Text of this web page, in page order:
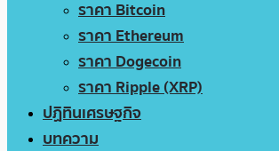
ราคา Bitcoin
ราคา Ethereum
ราคา Dogecoin
ราคา Ripple (XRP)
ปฏิทินเศรษฐกิจ
บทความ